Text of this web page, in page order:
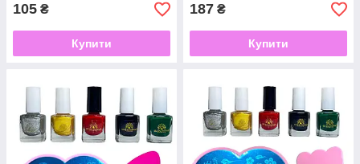
105 ₴
Купити
187 ₴
Купити